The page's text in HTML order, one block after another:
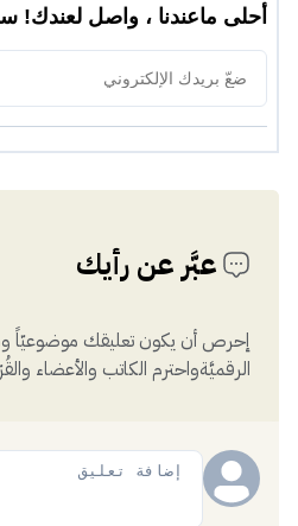
عبَّر عن رأيك
إحرص أن يكون تعليقك موضوعيّاً
الرقميَّةواحترم الكاتب والأعضاء